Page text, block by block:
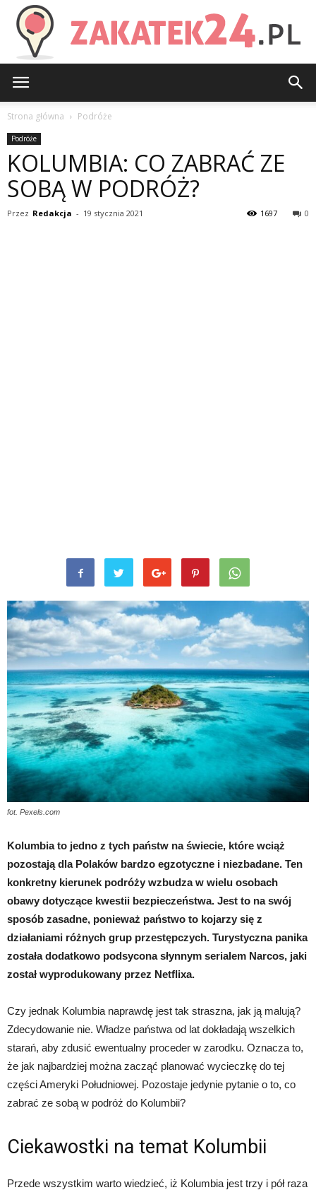
Strona główna Podróże
Podróże
KOLUMBIA: CO ZABRAĆ ZE
SOBĄ W PODRÓŻ?
Przez Redakcja - 19 stycznia 2021 0
1697
fot. Pexels.com
Kolumbia to jedno z tych państw na świecie, które wciąż
pozostają dla Polaków bardzo egzotyczne i niezbadane. Ten
konkretny kierunek podróży wzbudza w wielu osobach
obawy dotyczące kwestii bezpieczeństwa. Jest to na swój
sposób zasadne, ponieważ państwo to kojarzy się z
działaniami różnych grup przestępczych. Turystyczna panika
została dodatkowo podsycona słynnym serialem Narcos, jaki
został wyprodukowany przez Netflixa.
Czy jednak Kolumbia naprawdę jest tak straszna, jak ją malują?
Zdecydowanie nie. Władze państwa od lat dokładają wszelkich
starań, aby zdusić ewentualny proceder w zarodku. Oznacza to,
że jak najbardziej można zacząć planować wycieczkę do tej
części Ameryki Południowej. Pozostaje jedynie pytanie o to, co
zabrać ze sobą w podróż do Kolumbii?
Ciekawostki na temat Kolumbii
Przede wszystkim warto wiedzieć, iż Kolumbia jest trzy i pół raza